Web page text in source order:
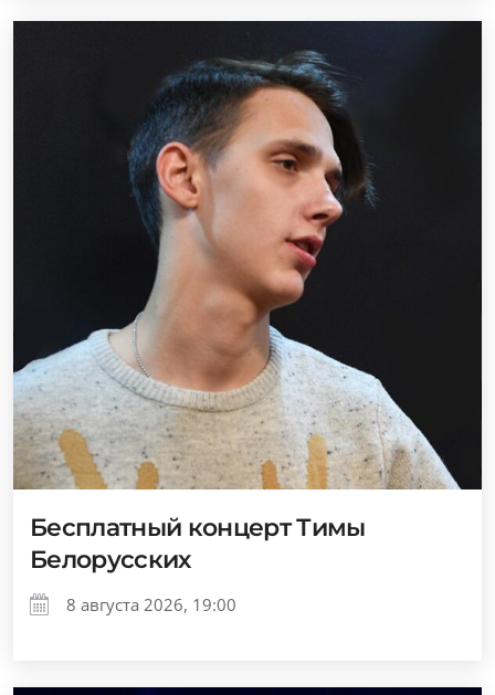
Бесплатный концерт Тимы
Белорусских
8 августа 2026, 19:00